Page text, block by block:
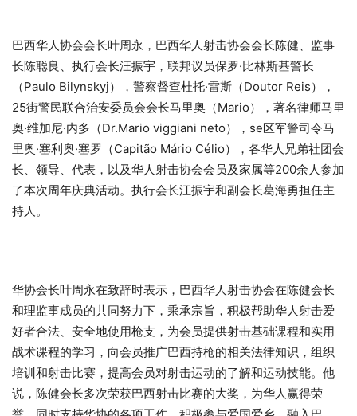
巴西华人协会会长叶周永，巴西华人射击协会会长陈健、监事
长陈聪良、执行会长汪振宇，联邦议员保罗·比林斯基警长
（Paulo Bilynskyj），警察督查杜托·雷斯（Doutor Reis），
25街警民联合治安委员会会长马里奥（Mario），著名律师马里
奥·维加尼·内多（Dr.Mario viggiani neto），se区军警司令马
里奥·塞利奥·塞罗（Capitão Mário Célio），各华人兄弟社团会
长、领导、代表，以及华人射击协会会员及家属等200余人参加
了本次周年庆典活动。执行会长汪振宇和副会长葛海勇担任主
持人。
华协会长叶周永在致辞时表示，巴西华人射击协会在陈健会长
和理监事成员的共同努力下，乘承宗旨，积极帮助华人射击爱
好者合法、安全地使用枪支，为会员提供射击基础课程和实用
战术课程的学习，向会员推广巴西持枪的相关法律知识，组织
培训和射击比赛，提高会员对射击运动的了解和运动技能。他
说，陈健会长多次荣获巴西射击比赛的大奖，为华人赢得荣